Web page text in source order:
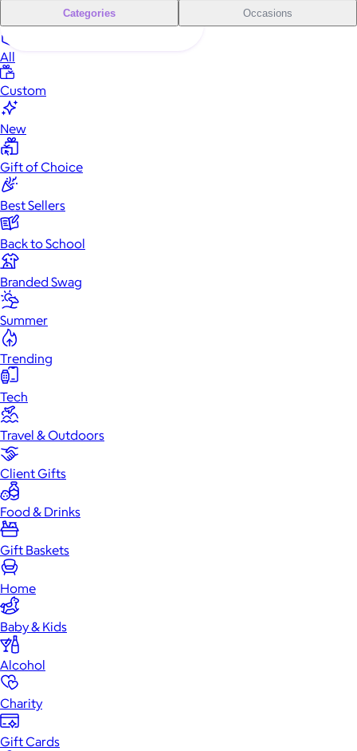
Categories Occasions
All
Custom
New
Gift of Choice
Best Sellers
Back to School
Branded Swag
Summer
Trending
Tech
Travel & Outdoors
Client Gifts
Food & Drinks
Gift Baskets
Home
Baby & Kids
Alcohol
Charity
Gift Cards